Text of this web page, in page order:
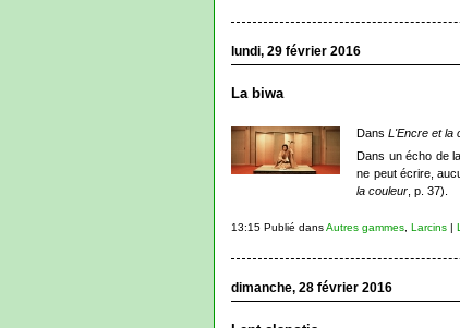
lundi, 29 février 2016
La biwa
DansL'Encre et la
Dans un écho de
ne peut écrire,
la couleur , p. 37).
13:15 Publié dansAutres gammes, Larcins|
dimanche, 28 février 2016